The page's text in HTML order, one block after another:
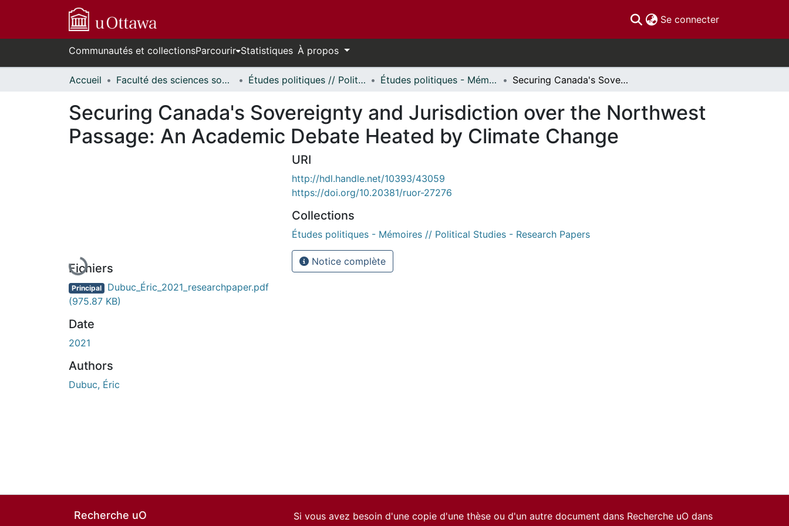
Se connecter(current)
Communautés et collectionsParcourir Statistiques À propos
Accueil Faculté des sciences sociales // Faculty of Social Sciences Études politiques // Political Studies Études politiques - Mémoires // Political Studies - Research Papers Securing Canada's Sovereignty and Jurisdiction over the Northwest Passage: An Academic Debate Heated by Climate Change
Securing Canada's Sovereignty and Jurisdiction over the Northwest
Passage: An Academic Debate Heated by Climate Change
En cours de chargement...
Fichiers
Principal Dubuc_Éric_2021_researchpaper.pdf
(975.87 KB)
Date
2021
Authors
Dubuc, Éric
URI
http://hdl.handle.net/10393/43059
https://doi.org/10.20381/ruor-27276
Collections
Études politiques - Mémoires // Political Studies - Research Papers
Notice complète
Recherche uO
Si vous avez besoin d'une copie d'une thèse ou d'un autre document dans Recherche uO dans